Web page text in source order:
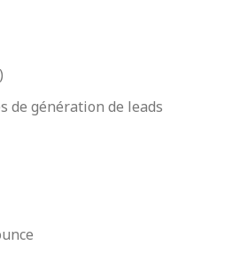
de génération de leads